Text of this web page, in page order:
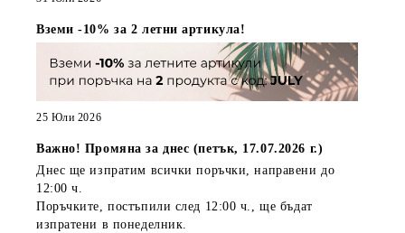
Вземи -10% за 2 летни артикула!
25 Юли 2026
Важно! Промяна за днес (петък, 17.07.2026 г.)
Днес ще изпратим всички поръчки, направенидо
12:00 ч.
Поръчките, постъпили след 12:00 ч. , ще бъдат
изпратени в понеделник.